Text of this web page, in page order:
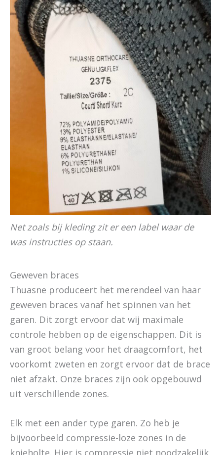
Net zoals bij kleding zit er een label waar de
was instructies op staan.
Geweven braces
Thuasne produceert het merendeel van haar
geweven braces vanaf het spinnen van het
garen. Dit zorgt ervoor dat wij maximale
controle hebben op de eigenschappen. Dit is
van groot belang voor het draagcomfort, het
voorkomt zweten en zorgt ervoor dat de brace
niet afzakt. Onze braces zijn ook opgebouwd
uit verschillende zones.
Elk met een ander type garen. Zo heb je
bijvoorbeeld compressie-loze zones in de
knieholte. Hier is compressie niet noodzakelijk